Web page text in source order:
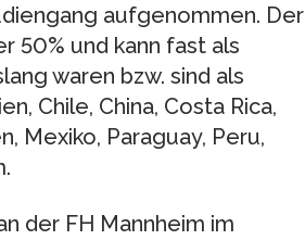
aufgenommen. Der
50% und kann fast als
waren bzw. sind als
Chile, China, Costa Rica,
Mexiko, Paraguay, Peru,
der FH Mannheim im